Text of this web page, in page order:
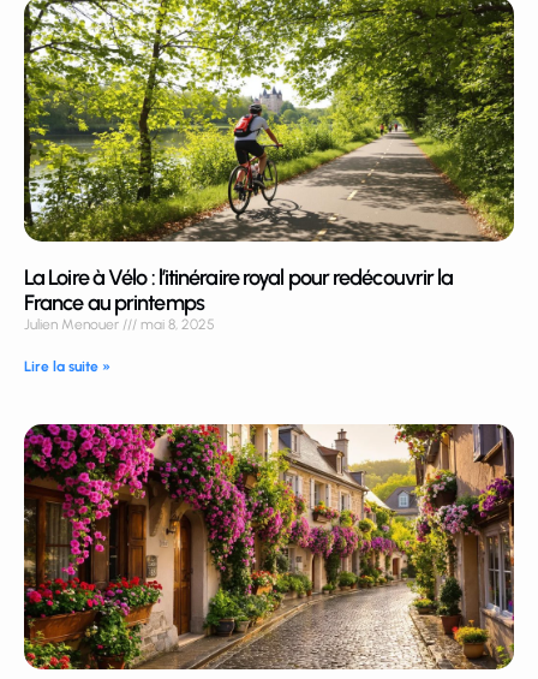
La Loire à Vélo : l’itinéraire royal pour redécouvrir la
France au printemps
Julien Menouer mai 8, 2025
Lire la suite »